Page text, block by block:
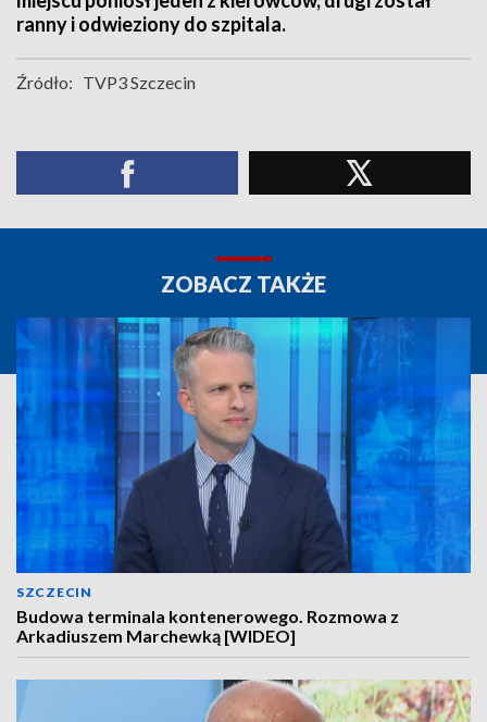
ranny i odwieziony do szpitala.
Źródło: TVP3 Szczecin
ZOBACZ TAKŻE
SZCZECIN
Budowa terminala kontenerowego. Rozmowa z
Arkadiuszem Marchewką [WIDEO]